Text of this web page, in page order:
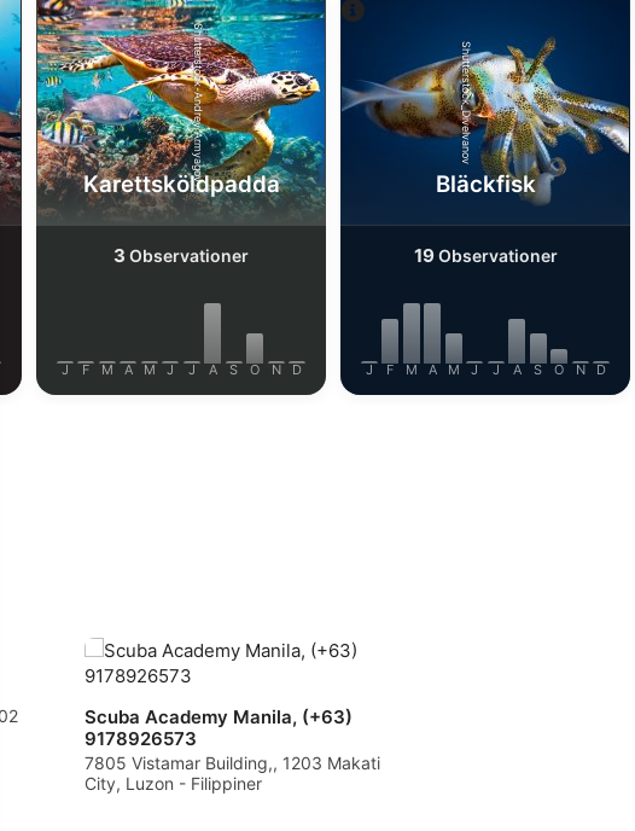
Shutterstock-Andrey Armyagov
Karettsköldpadda
3 Observationer
J F M A M J J A S O N D
Shutterstock_DiveIvanov
Bläckfisk
19Observationer
J F M A M J J A S O N D
Scuba Academy Manila, (+63)
9178926573
7805 Vistamar Building,, 1203 Makati
City, Luzon - Filippiner